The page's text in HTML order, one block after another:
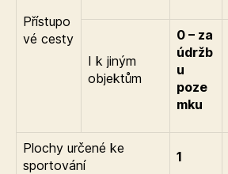
Přístupo
vé cesty
I k jiným
objektům
0 – za
údržb
u
poze
mku
Plochy určené ke
sportování
1